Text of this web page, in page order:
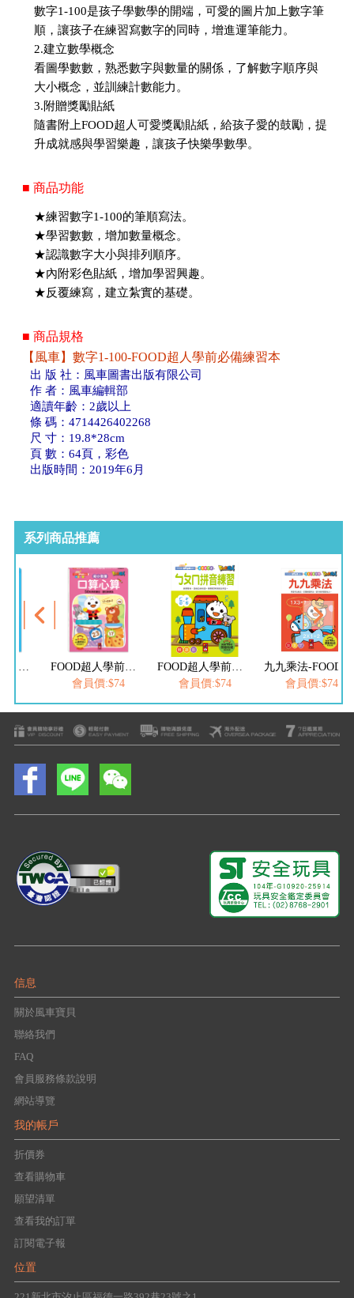
數字1-100是孩子學數學的開端，可愛的圖片加上數字筆
順，讓孩子在練習寫數字的同時，增進運筆能力。
2.建立數學概念
看圖學數數，熟悉數字與數量的關係，了解數字順序與
大小概念，並訓練計數能力。
3.附贈獎勵貼紙
隨書附上FOOD超人可愛獎勵貼紙，給孩子愛的鼓勵，提
升成就感與學習樂趣，讓孩子快樂學數學。
■ 商品功能
★練習數字1-100的筆順寫法。
★學習數數，增加數量概念。
★認識數字大小與排列順序。
★內附彩色貼紙，增加學習興趣。
★反覆練寫，建立紮實的基礎。
■ 商品規格
【風車】數字1-100-FOOD超人學前必備練習本
出 版 社：風車圖書出版有限公司
作 者：風車編輯部
適讀年齡：2歲以上
條 碼：4714426402268
尺 寸：19.8*28cm
頁 數：64頁，彩色
出版時間：2019年6月
系列商品推薦
會員價:$74
會員價:$74
會員價:$74
信息
關於風車寶貝
聯絡我們
FAQ
會員服務條款說明
網站導覽
我的帳戶
折價券
查看購物車
願望清單
查看我的訂單
訂閱電子報
位置